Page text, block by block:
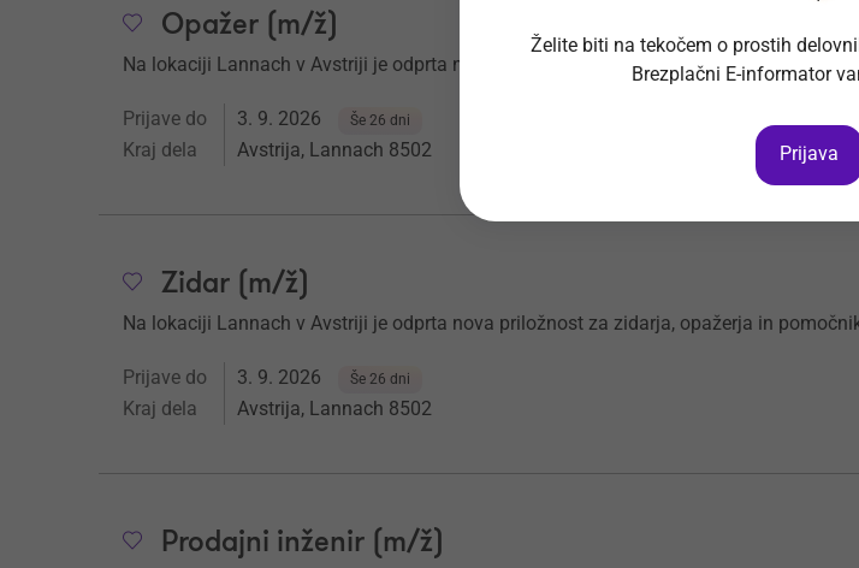
Opažer (m/ž)
Na lokaciji Lannach v Avstriji je odprta nova priložnost za zidarja, opažerja in
Prijave do 3. 9. 2026 Še 26 dni
Kraj dela Avstrija, Lannach 8502
Zidar (m/ž)
Na lokaciji Lannach v Avstriji je odprta nova priložnost za zidarja, opažerja in
Prijave do 3. 9. 2026 Še 26 dni
Kraj dela Avstrija, Lannach 8502
Prodajni inženir (m/ž)
Želite biti na tekočem o prostih
Brezplačni E-informator
Prijava